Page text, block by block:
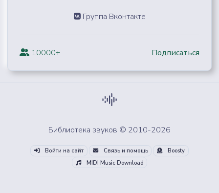
Группа Вконтакте
10000+ Подписаться
Библиотека звуков © 2010-2026
Войти на сайт Связь и помощь
Boosty
MIDI Music Download